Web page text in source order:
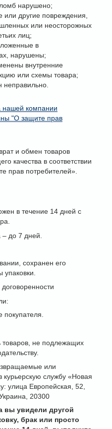
нарушено;
или другие повреждения,
или неосторожных
лиц;
в
нарушены;
внутренние
или схемы товара;
неправильно.
нашей компании
"О защите прав
и обмен товаров
качества в соответствии
прав потребителей».
в течение 14 дней с
– до 7 дней.
сохранен его
товаров, не подлежащих
или
службу «Новая
улица Европейская, 52,
20300
вы увидели другой
брак или просто